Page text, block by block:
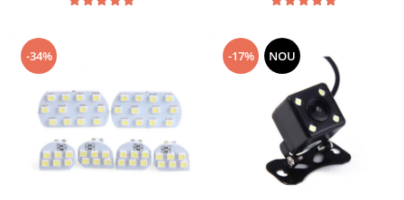
-34% -17% NOU